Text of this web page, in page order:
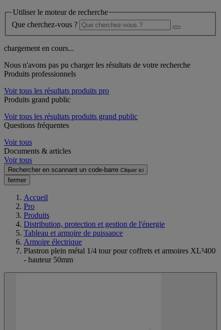
Utiliser le moteur de recherche
Que cherchez-vous ?
chargement en cours...
Nous n'avons pas pu charger les résultats de votre recherche
Produits professionnels
Voir tous les résultats produits pro
Produits grand public
Voir tous les résultats produits grand public
Questions fréquentes
Voir tous
Documents & articles
Voir tous
Rechercher en scannant un code-barre Cliquer ici
fermer
Accueil
Pro
Produits
Distribution, protection et gestion de l'énergie
Tableau et armoire de puissance
Armoire électrique
Plastron plein métal 1/4 tour pour coffrets et armoires XL³400
- hauteur 50mm